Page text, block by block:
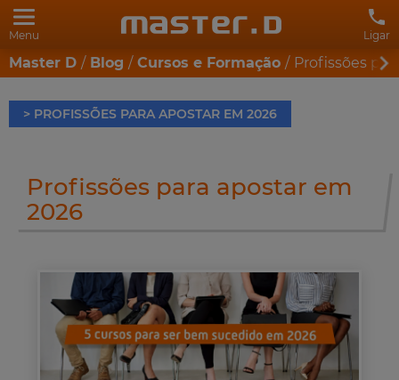
Menu Ligar
Master D Blog Cursos e Formação Profissões
> PROFISSÕES PARA APOSTAR EM 2026
Profissões para apostar em
2026